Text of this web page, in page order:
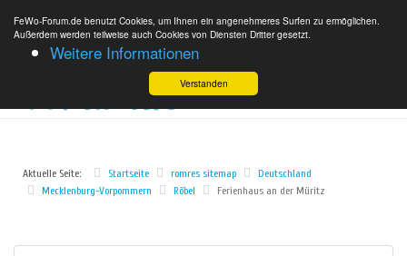
FeWo-Forum.de benutzt Cookies, um Ihnen ein angenehmeres Surfen zu ermöglichen.
Außerdem werden teilweise auch Cookies von Diensten Dritter gesetzt.
Weitere Informationen
Verstanden
Aktuelle Seite: Startseite romres sitemap
Deutschland
Mecklenburg-Vorpommern
Röbel Ferienhaus an der Müritz